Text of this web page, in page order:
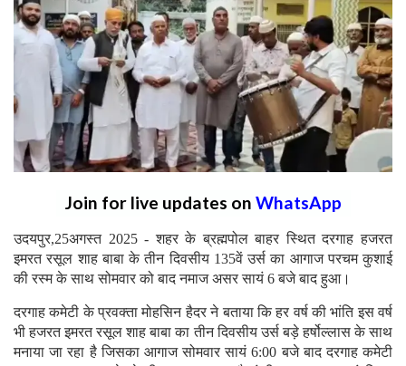
Join for live updates on WhatsApp
उदयपुर,25अगस्त 2025 - शहर के ब्रह्मपोल बाहर स्थित दरगाह हजरत
इमरत रसूल शाह बाबा के तीन दिवसीय 135वें उर्स का आगाज परचम कुशाई
की रस्म के साथ सोमवार को बाद नमाज असर सायं 6 बजे बाद हुआ।
दरगाह कमेटी के प्रवक्ता मोहसिन हैदर ने बताया कि हर वर्ष की भांति इस वर्ष
भी हजरत इमरत रसूल शाह बाबा का तीन दिवसीय उर्स बड़े हर्षोल्लास के साथ
मनाया जा रहा है जिसका आगाज सोमवार सायं 6:00 बजे बाद दरगाह कमेटी